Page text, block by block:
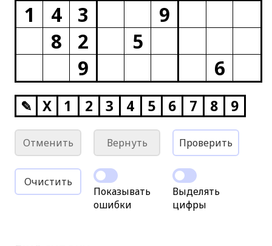
1
4 3
9
8
2
5
9
6
✎ X 1 2 3 4 5 6 7 8 9
Отменить Вернуть Проверить
Очистить
Показывать
ошибки
Выделять
цифры